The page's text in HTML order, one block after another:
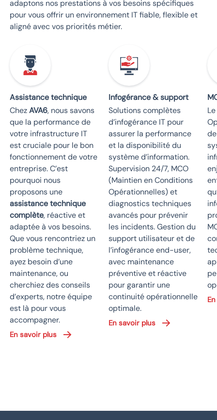
adaptons nos prestations à vos besoins spécifiques
pour vous offrir un environnement IT fiable, flexible et
aligné avec vos priorités métier.
Assistance technique
ChezAVA6, nous savons
que la performance de
votre infrastructure IT
est cruciale pour le bon
fonctionnement de votre
entreprise. C’est
pourquoi nous
proposons une
assistance technique
complète, réactive et
adaptée à vos besoins.
Que vous rencontriez un
problème technique,
ayez besoin d’une
maintenance, ou
cherchiez des conseils
d’experts, notre équipe
est là pour vous
accompagner.
En savoir plus
Infogérance & support
Solutions complètes
d’infogérance IT pour
assurer la performance
et la disponibilité du
système d’information.
Supervision 24/7, MCO
(Maintien en Conditions
Opérationnelles) et
diagnostics techniques
avancés pour prévenir
les incidents. Gestion du
support utilisateur et de
l’infogérance end-user,
avec maintenance
préventive et réactive
pour garantir une
continuité opérationnelle
optimale.
En savoir plus